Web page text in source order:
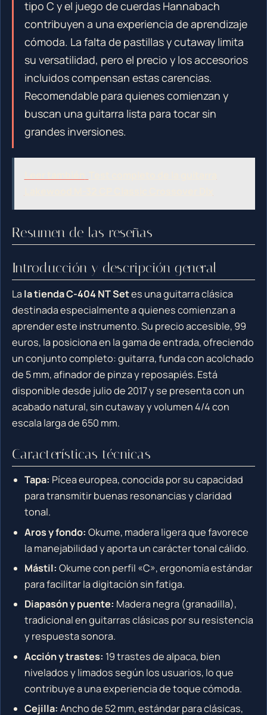
tipo C y el juego de cuerdas Hannabach
contribuyen a una experiencia de aprendizaje
cómoda. La falta de pastillas y cutaway limita
su versatilidad, pero el precio y los accesorios
incluidos compensan estas carencias.
Recomendable para quienes comienzan y
buscan una guitarra lista para tocar sin
grandes inversiones.
Resumen de las reseñas
Introducción y descripción general
La la tienda C-404 NT Setes una guitarra clásica
destinada especialmente a quienes comienzan a
aprender este instrumento. Su precio accesible, 99
euros, la posiciona en la gama de entrada, ofreciendo
un conjunto completo: guitarra, funda con acolchado
de 5 mm, afinador de pinza y reposapiés. Está
disponible desde julio de 2017 y se presenta con un
acabado natural, sin cutaway y volumen 4/4 con
escala larga de 650 mm.
Características técnicas
Tapa: Pícea europea, conocida por su capacidad
para transmitir buenas resonancias y claridad
tonal.
Aros y fondo: Okume, madera ligera que favorece
la manejabilidad y aporta un carácter tonal cálido.
Mástil: Okume con perfil «C», ergonomía estándar
para facilitar la digitación sin fatiga.
Diapasón y puente: Madera negra (granadilla),
tradicional en guitarras clásicas por su resistencia
y respuesta sonora.
Acción y trastes: 19 trastes de alpaca, bien
nivelados y limados según los usuarios, lo que
contribuye a una experiencia de toque cómoda.
Cejilla: Ancho de 52 mm, estándar para clásicas,